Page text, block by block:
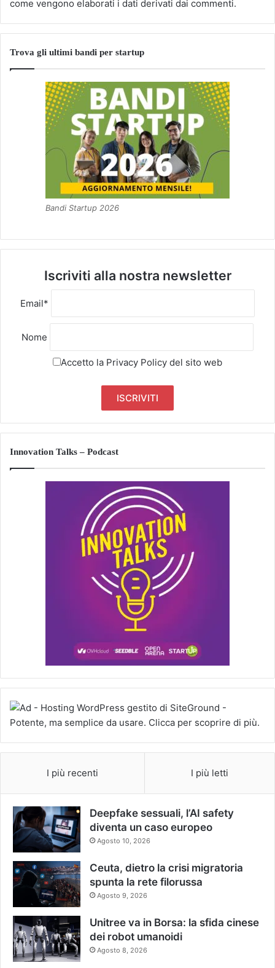
come vengono elaborati i dati derivati dai commenti.
Trova gli ultimi bandi per startup
Bandi Startup 2026
Iscriviti alla nostra newsletter
Email*
Nome
Accetto la Privacy Policy del sito web
Innovation Talks – Podcast
I più recenti I più letti
Deepfake sessuali, l’AI safety
diventa un caso europeo
Agosto 10, 2026
Ceuta, dietro la crisi migratoria
spunta la rete filorussa
Agosto 9, 2026
Unitree va in Borsa: la sfida cinese
dei robot umanoidi
Agosto 8, 2026